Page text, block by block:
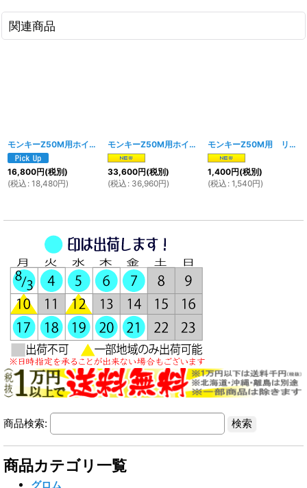
関連商品
モンキーZ50M用ホイールリム、ホイールハブ セット フロント用 [1823w ]
16,800円(税別)
(税込 : 18,480円)
モンキーZ50M用ホイールリム、ホイールハブ 前後セット
33,600円(税別)
(税込 : 36,960円)
モンキーZ50M用 リアアクスルシャフト(リアホイールアクスル)
1,400円(税別)
(税込 : 1,540円)
商品検索:
商品カテゴリ一覧
グロム